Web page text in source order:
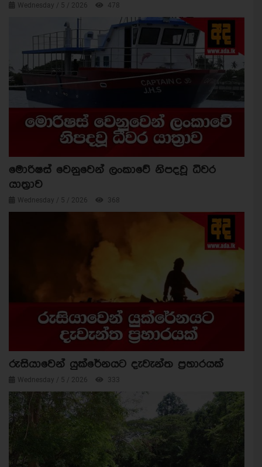
Wednesday / 5 / 2026 478
මොරිෂස් වෙනුවෙන් ලංකාවේ නිපදවූ ධීවර
යාත්‍රාව
Wednesday / 5 / 2026 368
රුසියාවෙන් යුක්රේනයට දැවැන්ත ප්‍රහාරයක්
Wednesday / 5 / 2026 333